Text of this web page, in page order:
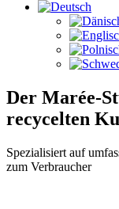
Der Marée-
recycelten
Spezialisiert auf
zum Verbraucher